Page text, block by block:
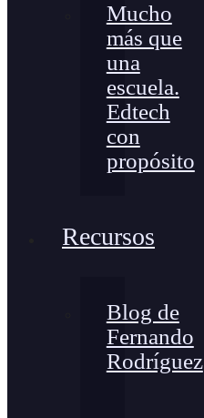
Mucho
más que
una
escuela.
Edtech
con
propósito
Recursos
Blog de
Fernando
Rodríguez